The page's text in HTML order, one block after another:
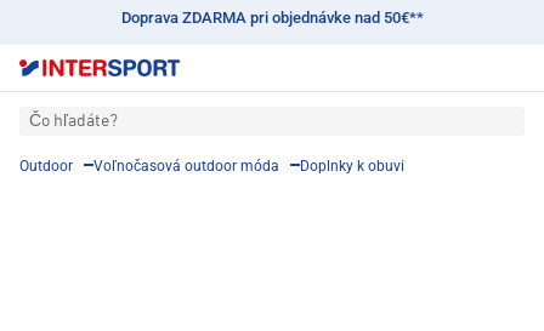
Doprava ZDARMA pri objednávke nad 50€**
Čo hľadáte?
Outdoor Voľnočasová outdoor móda Doplnky k obuvi